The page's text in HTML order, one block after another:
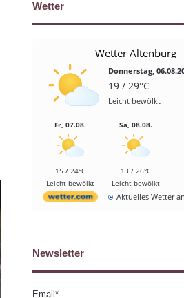
Wetter
Wetter Altenburg
Donnerstag,
19 / 29°C
Leicht bewölkt
Fr, 07.08.
15 / 24°C
Leicht bewölkt
Sa, 08.08.
13 / 26°C
Leicht bewölkt
Aktuelles Wetter
Newsletter
Email*